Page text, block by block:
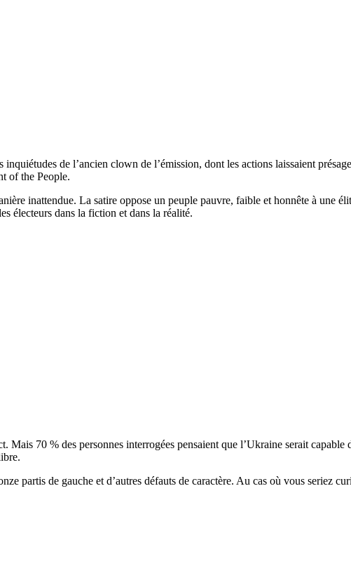
de l’ancien clown de l’émission, dont les actions laissaient
of the People.
inattendue. La satire oppose un peuple pauvre, faible et honnête à une
électeurs dans la fiction et dans la réalité.
70 % des personnes interrogées pensaient que l’Ukraine serait capable
partis de gauche et d’autres défauts de caractère. Au cas où vous seriez